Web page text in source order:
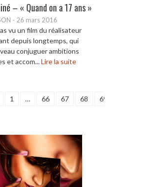
– « Quand on a 17 ans »
- 26 mars 2016
vu un film du réalisateur
depuis longtemps, qui
conjuguer ambitions
et accom...Lire la suite
1 … 66 67 68 69